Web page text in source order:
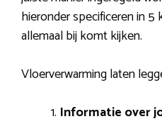
hieronder specificeren in
allemaal bij komt kijken.
Vloerverwarming laten
Informatie over